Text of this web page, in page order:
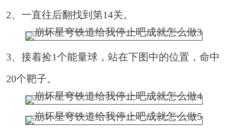
2、一直往后翻找到第14关。
3、接着捡1个能量球，站在下图中的位置，命中
20个靶子。